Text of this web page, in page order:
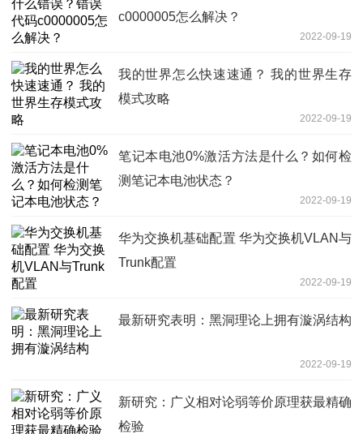
c0000005怎么解决？
2022-09-19
我的世界怎么快速速通？ 我的世界生存
模式攻略
2022-09-19
笔记本电池0%激活方法是什么？如何检
测笔记本电池状态？
2022-09-19
华为交换机基础配置 华为交换机VLAN与
Trunk配置
2022-09-19
最新研究表明：黑洞理论上拥有漩涡结构
2022-09-19
新研究：广义相对论弱等价原理获最精确
检验